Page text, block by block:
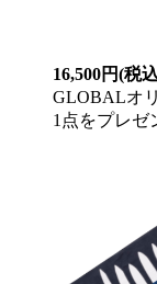
16,500円(税
GLOBALオ
1点をプレゼ